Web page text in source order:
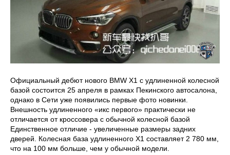
Официальный дебют нового BMW X1 с удлиненной колесной
базой состоится 25 апреля в рамках Пекинского автосалона,
однако в Сети уже появились первые фото новинки.
Внешность удлиненного «икс первого» практически не
отличается от кроссовера с обычной колесной базой
Единственное отличие - увеличенные размеры задних
дверей. Колесная база удлиненного X1 составляет 2 780 мм,
что на 100 мм больше, чем у обычной модели.